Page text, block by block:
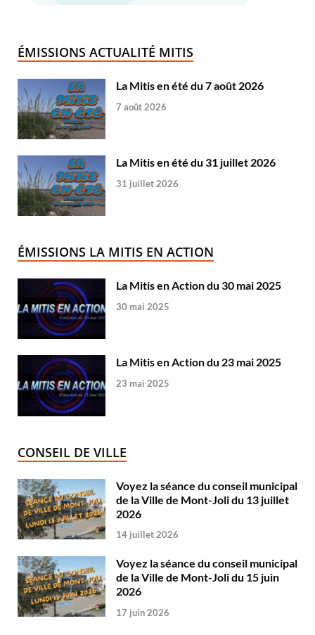
ÉMISSIONS ACTUALITÉ MITIS
La Mitis en été du 7 août 2026
7 août 2026
La Mitis en été du 31 juillet 2026
31 juillet 2026
ÉMISSIONS LA MITIS EN ACTION
La Mitis en Action du 30 mai 2025
30 mai 2025
La Mitis en Action du 23 mai 2025
23 mai 2025
CONSEIL DE VILLE
Voyez la séance du conseil municipal
de la Ville de Mont-Joli du 13 juillet
2026
14 juillet 2026
Voyez la séance du conseil municipal
de la Ville de Mont-Joli du 15 juin
2026
17 juin 2026